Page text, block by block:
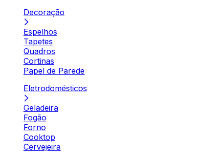
Decoração
Espelhos
Tapetes
Quadros
Cortinas
Papel de Parede
Eletrodomésticos
Geladeira
Fogão
Forno
Cooktop
Cervejeira